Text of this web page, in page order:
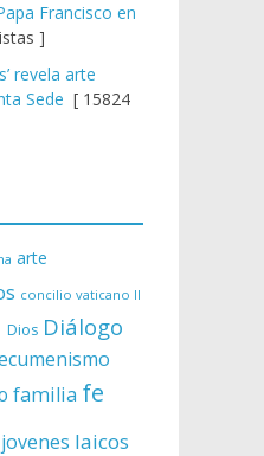
Francisco en
]
revela arte
Sede [ 15824
arte
concilio vaticano II
Dios Diálogo
familia fe
jovenes laicos